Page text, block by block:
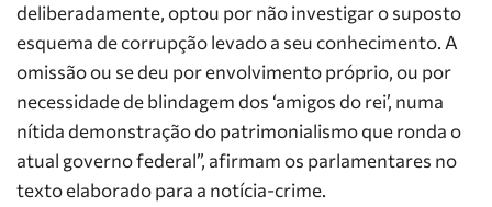
deliberadamente, optou por não investigar o suposto
esquema de corrupção levado a seu conhecimento. A
omissão ou se deu por envolvimento próprio, ou por
necessidade de blindagem dos ‘amigos do rei’, numa
nítida demonstração do patrimonialismo que ronda o
atual governo federal”, afirmam os parlamentares no
texto elaborado para a notícia-crime.